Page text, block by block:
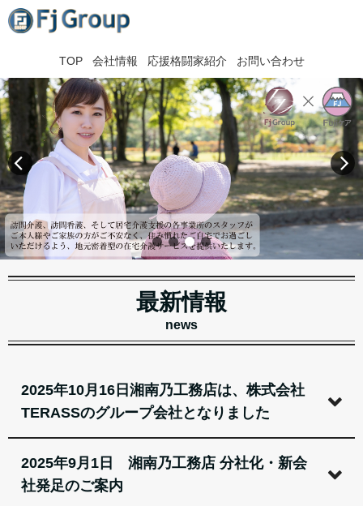
TOP 会社情報 応援格闘家紹介 お問い合わせ
最新情報
news
2025年10月16日湘南乃工務店は、株式会社
TERASSのグループ会社となりました
2025年9月1日 湘南乃工務店 分社化・新会
社発足のご案内